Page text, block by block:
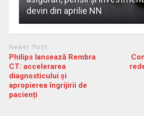
devin din aprilie NN
Newer Post
Philips lansează Rembra
CT: accelerarea
diagnosticului și
apropierea îngrijirii de
pacienți